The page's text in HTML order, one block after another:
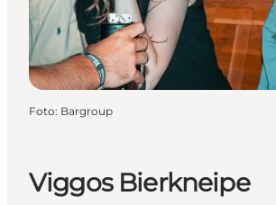
Viggos Bierkneipe
Foto: Bargroup